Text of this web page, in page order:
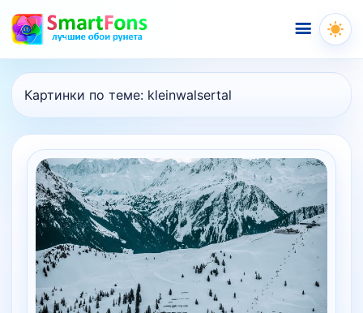
Меню
Картинки по теме: kleinwalsertal